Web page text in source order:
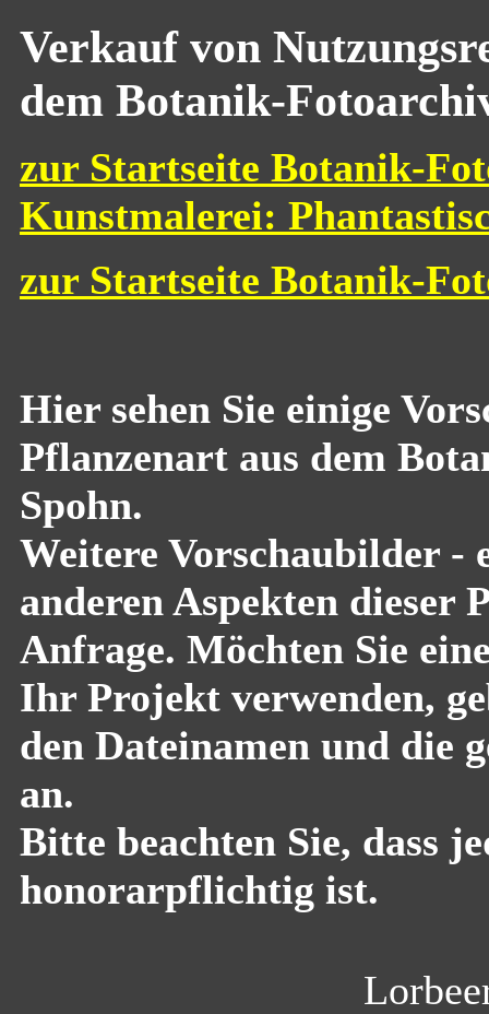
Verkauf von
dem Botanik-
zur Startseite Botanik-
Kunstmalerei:
zur Startseite Botanik-
Hier sehen Sie einige
Pflanzenart aus dem
Spohn.
Weitere Vorschaubilder -
anderen Aspekten dieser
Anfrage. Möchten Sie
Ihr Projekt verwenden,
den Dateinamen und die
an.
Bitte beachten Sie, dass
honorarpflichtig ist.